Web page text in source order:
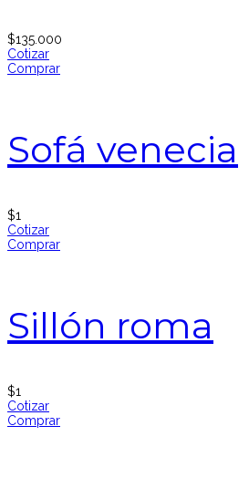
$135.000
Cotizar
Comprar
Sofá venecia
$1
Cotizar
Comprar
Sillón roma
$1
Cotizar
Comprar